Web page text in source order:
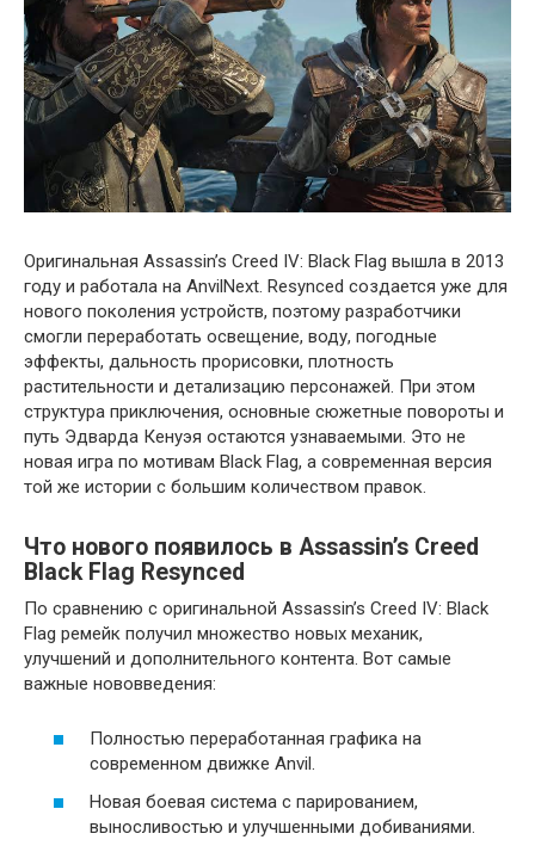
Оригинальная Assassin’s Creed IV: Black Flag вышла в 2013
году и работала на AnvilNext. Resynced создается уже для
нового поколения устройств, поэтому разработчики
смогли переработать освещение, воду, погодные
эффекты, дальность прорисовки, плотность
растительности и детализацию персонажей. При этом
структура приключения, основные сюжетные повороты и
путь Эдварда Кенуэя остаются узнаваемыми. Это не
новая игра по мотивам Black Flag, а современная версия
той же истории с большим количеством правок.
Что нового появилось в Assassin’s Creed
Black Flag Resynced
По сравнению с оригинальной Assassin’s Creed IV: Black
Flag ремейк получил множество новых механик,
улучшений и дополнительного контента. Вот самые
важные нововведения:
Полностью переработанная графика на
современном движке Anvil.
Новая боевая система с парированием,
выносливостью и улучшенными добиваниями.